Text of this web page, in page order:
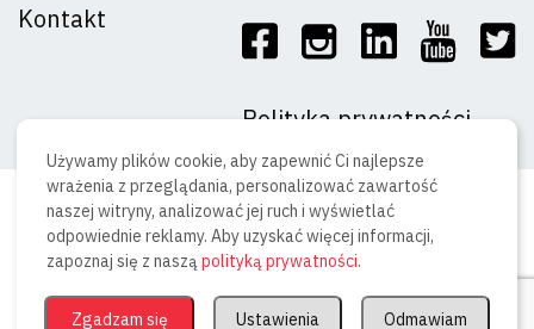
Kontakt
Polityka prywatności
ⓒ Copyright 2023 Adverton sp. z o.o
Używamy plików cookie, aby zapewnić Ci najlepsze
wrażenia z przeglądania, personalizować zawartość
naszej witryny, analizować jej ruch i wyświetlać
odpowiednie reklamy. Aby uzyskać więcej informacji,
zapoznaj się z nasząpolityką prywatności.
Zgadzam się Ustawienia Odmawiam